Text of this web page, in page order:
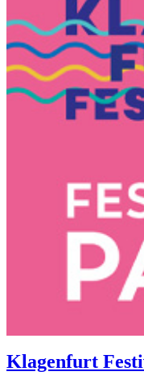
Klagenfurt